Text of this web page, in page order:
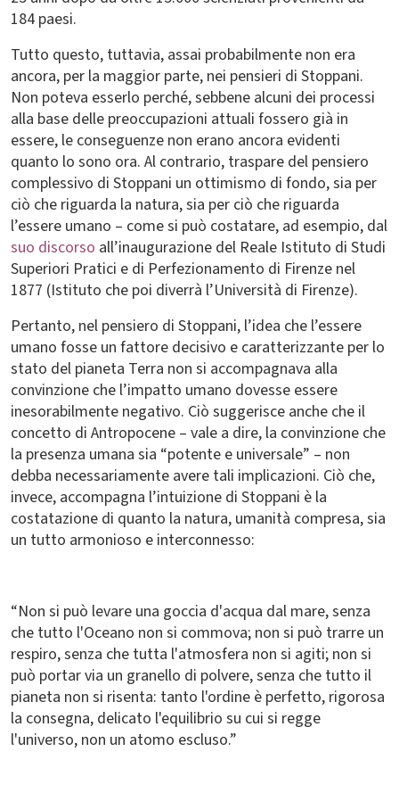
184 paesi.
Tutto questo, tuttavia, assai probabilmente non era
ancora, per la maggior parte, nei pensieri di Stoppani.
Non poteva esserlo perché, sebbene alcuni dei processi
alla base delle preoccupazioni attuali fossero già in
essere, le conseguenze non erano ancora evidenti
quanto lo sono ora. Al contrario, traspare del pensiero
complessivo di Stoppani un ottimismo di fondo, sia per
ciò che riguarda la natura, sia per ciò che riguarda
l’essere umano – come si può costatare, ad esempio, dal
suo discorso all’inaugurazione del Reale Istituto di Studi
Superiori Pratici e di Perfezionamento di Firenze nel
1877 (Istituto che poi diverrà l’Università di Firenze).
Pertanto, nel pensiero di Stoppani, l’idea che l’essere
umano fosse un fattore decisivo e caratterizzante per lo
stato del pianeta Terra non si accompagnava alla
convinzione che l’impatto umano dovesse essere
inesorabilmente negativo. Ciò suggerisce anche che il
concetto di Antropocene – vale a dire, la convinzione che
la presenza umana sia “potente e universale” – non
debba necessariamente avere tali implicazioni. Ciò che,
invece, accompagna l’intuizione di Stoppani è la
costatazione di quanto la natura, umanità compresa, sia
un tutto armonioso e interconnesso:
“Non si può levare una goccia d'acqua dal mare, senza
che tutto l'Oceano non si commova; non si può trarre un
respiro, senza che tutta l'atmosfera non si agiti; non si
può portar via un granello di polvere, senza che tutto il
pianeta non si risenta: tanto l'ordine è perfetto, rigorosa
la consegna, delicato l'equilibrio su cui si regge
l'universo, non un atomo escluso.”